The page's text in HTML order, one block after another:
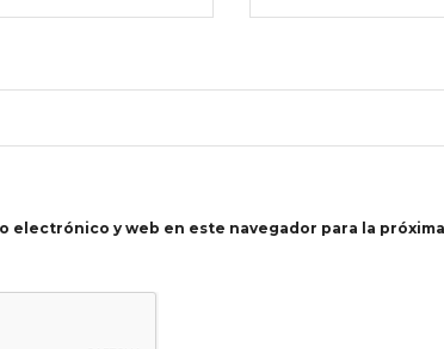
electrónico y web en este navegador para la